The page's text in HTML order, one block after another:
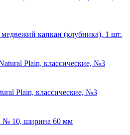
капкан (клубника), 1 шт.
Plain, классические, №3